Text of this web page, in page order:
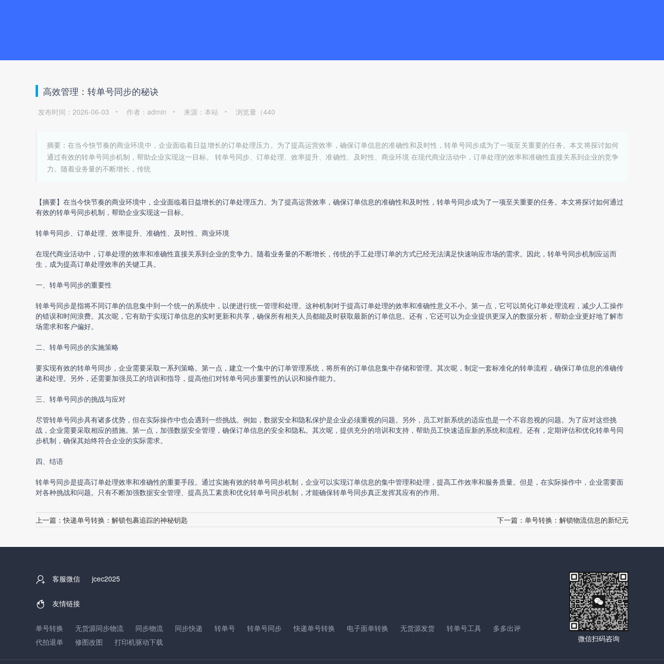
高效管理：转单号同步的秘诀
发布时间：2026-06-03 作者：admin 来源：本站 浏览量（440
摘要：在当今快节奏的商业环境中，企业面临着日益增长的订单处理压力。为了提高运营效率，确保订单信息的准确性和及时性，转单号同步成为了一项至关重要的任务。本文将探讨如何
通过有效的转单号同步机制，帮助企业实现这一目标。 转单号同步、订单处理、效率提升、准确性、及时性、商业环境 在现代商业活动中，订单处理的效率和准确性直接关系到企业的竞争
力。随着业务量的不断增长，传统
【摘要】在当今快节奏的商业环境中，企业面临着日益增长的订单处理压力。为了提高运营效率，确保订单信息的准确性和及时性， 转单号同步成为了一项至关重要的任务。本文将探讨如何通过
有效的转单号同步机制，帮助企业实现这一目标。
转单号同步、订单处理、效率提升、准确性、及时性、商业环境
在现代商业活动中，订单处理的效率和准确性直接关系到企业的竞争力。随着业务量的不断增长，传统的手工处理订单的方式已经无法满足快速响应市场的需求。因此， 转单号同步机制应运而
生，成为提高订单处理效率的关键工具。
一、 转单号同步的重要性
转单号同步是指将不同订单的信息集中到一个统一的系统中，以便进行统一管理和处理。这种机制对于提高订单处理的效率和准确性意义不小。第一点，它可以简化订单处理流程，减少人工操作
的错误和时间浪费。其次呢，它有助于实现订单信息的实时更新和共享，确保所有相关人员都能及时获取最新的订单信息。还有，它还可以为企业提供更深入的数据分析，帮助企业更好地了解市
场需求和客户偏好。
二、转单号同步的实施策略
要实现有效的转单号同步，企业需要采取一系列策略。第一点，建立一个集中的订单管理系统，将所有的订单信息集中存储和管理。其次呢，制定一套标准化的转单流程，确保订单信息的准确传
递和处理。另外，还需要加强员工的培训和指导，提高他们对转单号同步重要性的认识和操作能力。
三、转单号同步的挑战与应对
尽管转单号同步具有诸多优势，但在实际操作中也会遇到一些挑战。例如，数据安全和隐私保护是企业必须重视的问题。另外，员工对新系统的适应也是一个不容忽视的问题。为了应对这些挑
战，企业需要采取相应的措施。第一点，加强数据安全管理，确保订单信息的安全和隐私。其次呢，提供充分的培训和支持，帮助员工快速适应新的系统和流程。还有，定期评估和优化转单号同
步机制，确保其始终符合企业的实际需求。
四、结语
转单号同步是提高订单处理效率和准确性的重要手段。通过实施有效的转单号同步机制，企业可以实现订单信息的集中管理和处理，提高工作效率和服务质量。但是，在实际操作中，企业需要面
对各种挑战和问题。只有不断加强数据安全管理、提高员工素质和优化转单号同步机制，才能确保转单号同步真正发挥其应有的作用。
上一篇：快递单号转换：解锁包裹追踪的神秘钥匙 下一篇： 单号转换：解锁物流信息的新纪元
客服微信 jcec2025
友情链接
单号转换 无货源同步物流 同步物流 同步快递 转单号 转单号同步 快递单号转换 电子面单转换 无货源发货 转单号工具
多多出评
代拍退单
修图改图 打印机驱动下载 微信扫码咨询